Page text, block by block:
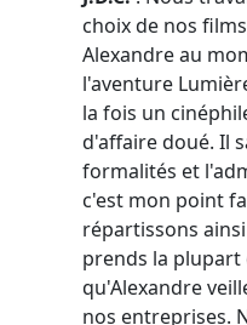
choix de nos
Alexandre au
l'aventure
la fois un
d'affaire doué. Il
formalités et
c'est mon point
répartissons
prends la plupart
qu'Alexandre
nos entreprises.